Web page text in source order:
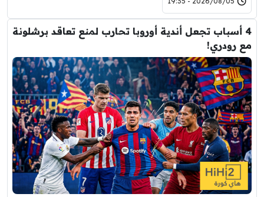
4 أسباب تجعل أندية أوروبا تحارب لمنع تعاقد برشلونة
مع رودري!